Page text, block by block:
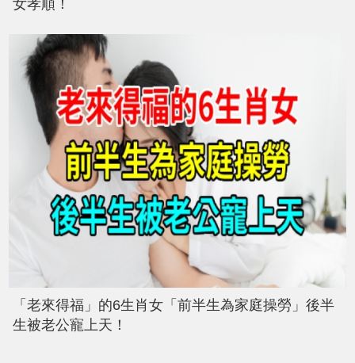
女孝順！
「老來得福」的6生肖女「前半生為家庭操勞」後半
生被老公寵上天！